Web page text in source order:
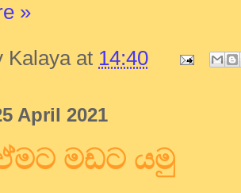
»
Kalaya at 14:40
April 2021
මඩට යමු